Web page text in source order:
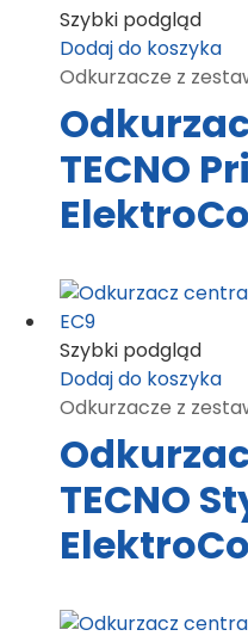
Szybki podgląd
Dodaj do koszyka
Odkurzacze z
TECNO
Szybki podgląd
Dodaj do koszyka
Odkurzacze z
TECNO